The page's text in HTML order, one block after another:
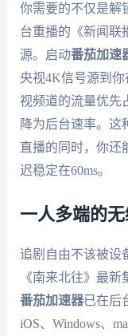
你需要的不仅是解
台重播的《新闻联
源。启动番茄加速
央视4K信号源到
视频道的流量优先
降为后台速率。这
直播的同时，你还
迟稳定在60ms。
一人多端的
追剧自由不该被设
《南来北往》最新
番茄加速器已在后
iOS、Windows、